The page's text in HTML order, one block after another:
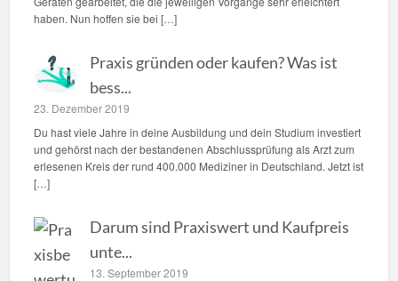
haben. Nun hoffen sie bei […]
Praxis gründen oder kaufen? Was ist
bess...
23. Dezember 2019
Du hast viele Jahre in deine Ausbildung und dein Studium investiert
und gehörst nach der bestandenen Abschlussprüfung als Arzt zum
erlesenen Kreis der rund 400.000 Mediziner in Deutschland. Jetzt ist
[…]
Darum sind Praxiswert und Kaufpreis
unte...
13. September 2019